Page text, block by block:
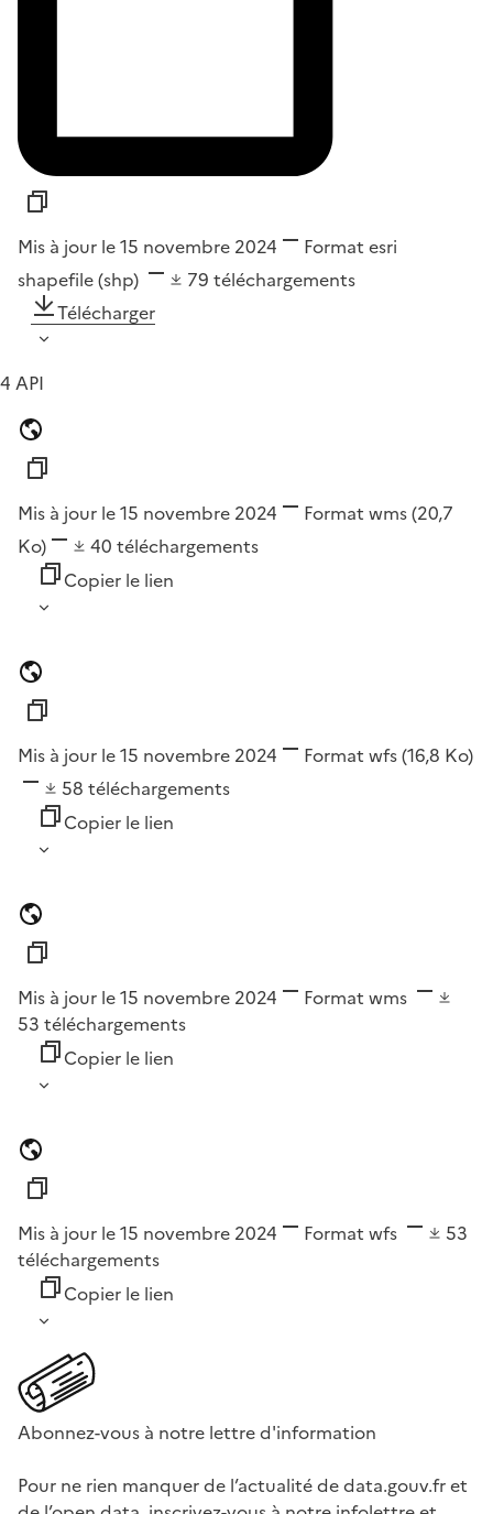
Mis à jour le 15 novembre 2024 Format esri
shapefile (shp)
79 téléchargements
Télécharger
4 API
Mis à jour le 15 novembre 2024 Format wms(20,7
Ko)
40 téléchargements
Copier le lien
Mis à jour le 15 novembre 2024 Format wfs(16,8 Ko)
58 téléchargements
Copier le lien
Mis à jour le 15 novembre 2024 Format wms
53 téléchargements
Copier le lien
Mis à jour le 15 novembre 2024 Format wfs
53
téléchargements
Copier le lien
Abonnez-vous à notre lettre d'information
Pour ne rien manquer de l’actualité de data.gouv.fr et